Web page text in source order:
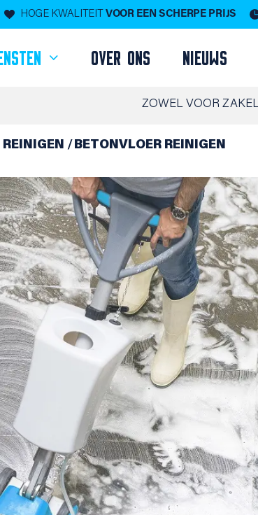
HOGE KWALITEITVOOR EEN SCHERPE PRIJS
OVER ONS NIEUWS
ZOWEL VOOR
BETONVLOER REINIGEN